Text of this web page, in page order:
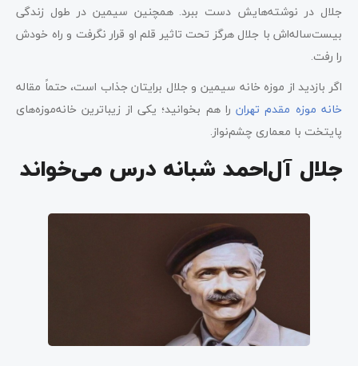
جلال در نوشته‌هایش دست ببرد. همچنین سیمین در طول زندگی‌
بیست‌ساله‌اش با جلال هرگز تحت تاثیر قلم او قرار نگرفت و راه خودش
را رفت.
اگر بازدید از موزه خانه سیمین و جلال برایتان جذاب است، حتماً مقاله
خانه موزه مقدم تهرانرا هم بخوانید؛ یکی از زیباترین خانه‌موزه‌های
پایتخت با معماری چشم‌نواز.
جلال آل‌احمد شبانه درس می‌خواند